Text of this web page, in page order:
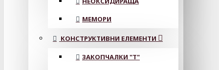
МЕМОРИ
КОНСТРУКТИВНИ ЕЛЕМЕНТИ
ЗАКОПЧАЛКИ "Т"